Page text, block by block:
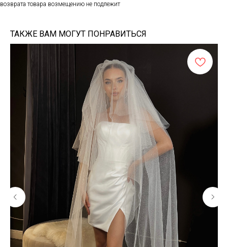
возврата товара возмещению не подлежит
ТАКЖЕ ВАМ МОГУТ ПОНРАВИТЬСЯ